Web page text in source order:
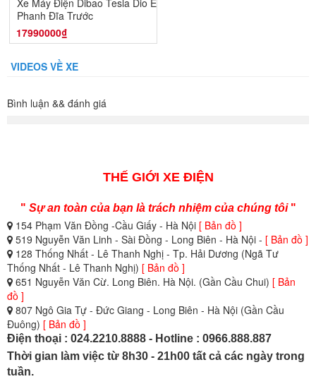
Xe Máy Điện Dibao Tesla Dio E -
Phanh Đĩa Trước
17990000₫
VIDEOS VỀ XE
Bình luận && đánh giá
THẾ GIỚI XE ĐIỆN
" Sự an toàn của bạn là trách nhiệm của chúng tôi"
154 Phạm Văn Đồng -Cầu Giấy - Hà Nội [ Bản đồ ]
519 Nguyễn Văn Linh - Sài Đồng - Long Biên - Hà Nội - [ Bản đồ ]
128 Thống Nhất - Lê Thanh Nghị - Tp. Hải Dương (Ngã Tư
Thống Nhất - Lê Thanh Nghị) [ Bản đồ ]
651 Nguyễn Văn Cừ. Long Biên. Hà Nội. (Gần Cầu Chui) [ Bản
đồ ]
807 Ngô Gia Tự - Đức Giang - Long Biên - Hà Nội (Gần Cầu
Đuông) [ Bản đồ ]
Điện thoại : 024.2210.8888 - Hotline : 0966.888.887
Thời gian làm việc từ 8h30 - 21h00 tất cả các ngày trong
tuần.